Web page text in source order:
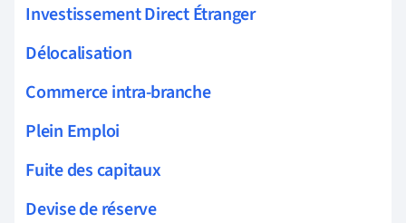
Investissement Direct Étranger
Délocalisation
Commerce intra-branche
Plein Emploi
Fuite des capitaux
Devise de réserve